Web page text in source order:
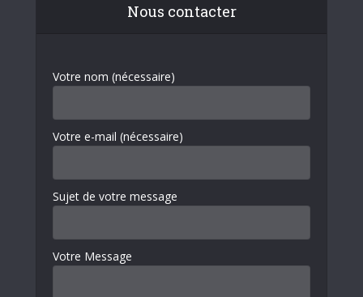
Nous contacter
Votre nom (nécessaire)
Votre e-mail (nécessaire)
Sujet de votre message
Votre Message